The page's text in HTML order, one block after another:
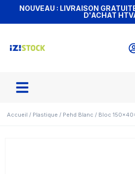
NOUVEAU : LIVRAISON
D'ACHAT
Accueil / Plastique / Pehd Blanc / Bloc